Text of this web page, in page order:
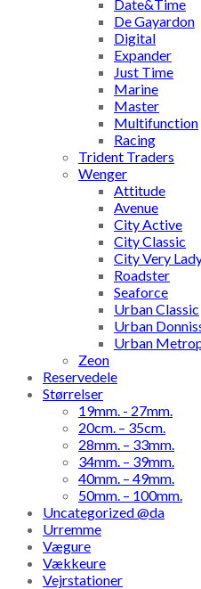
Date&Time
De Gayardon
Digital
Expander
Just Time
Marine
Master
Multifunction
Racing
Trident Traders
Wenger
Attitude
Avenue
City Active
City Classic
City Very
Roadster
Seaforce
Urban Classic
Urban
Urban
Zeon
Reservedele
Størrelser
19mm. - 27mm.
20cm. – 35cm.
28mm. – 33mm.
34mm. – 39mm.
40mm. – 49mm.
50mm. – 100mm.
Uncategorized @da
Urremme
Vægure
Vækkeure
Vejrstationer